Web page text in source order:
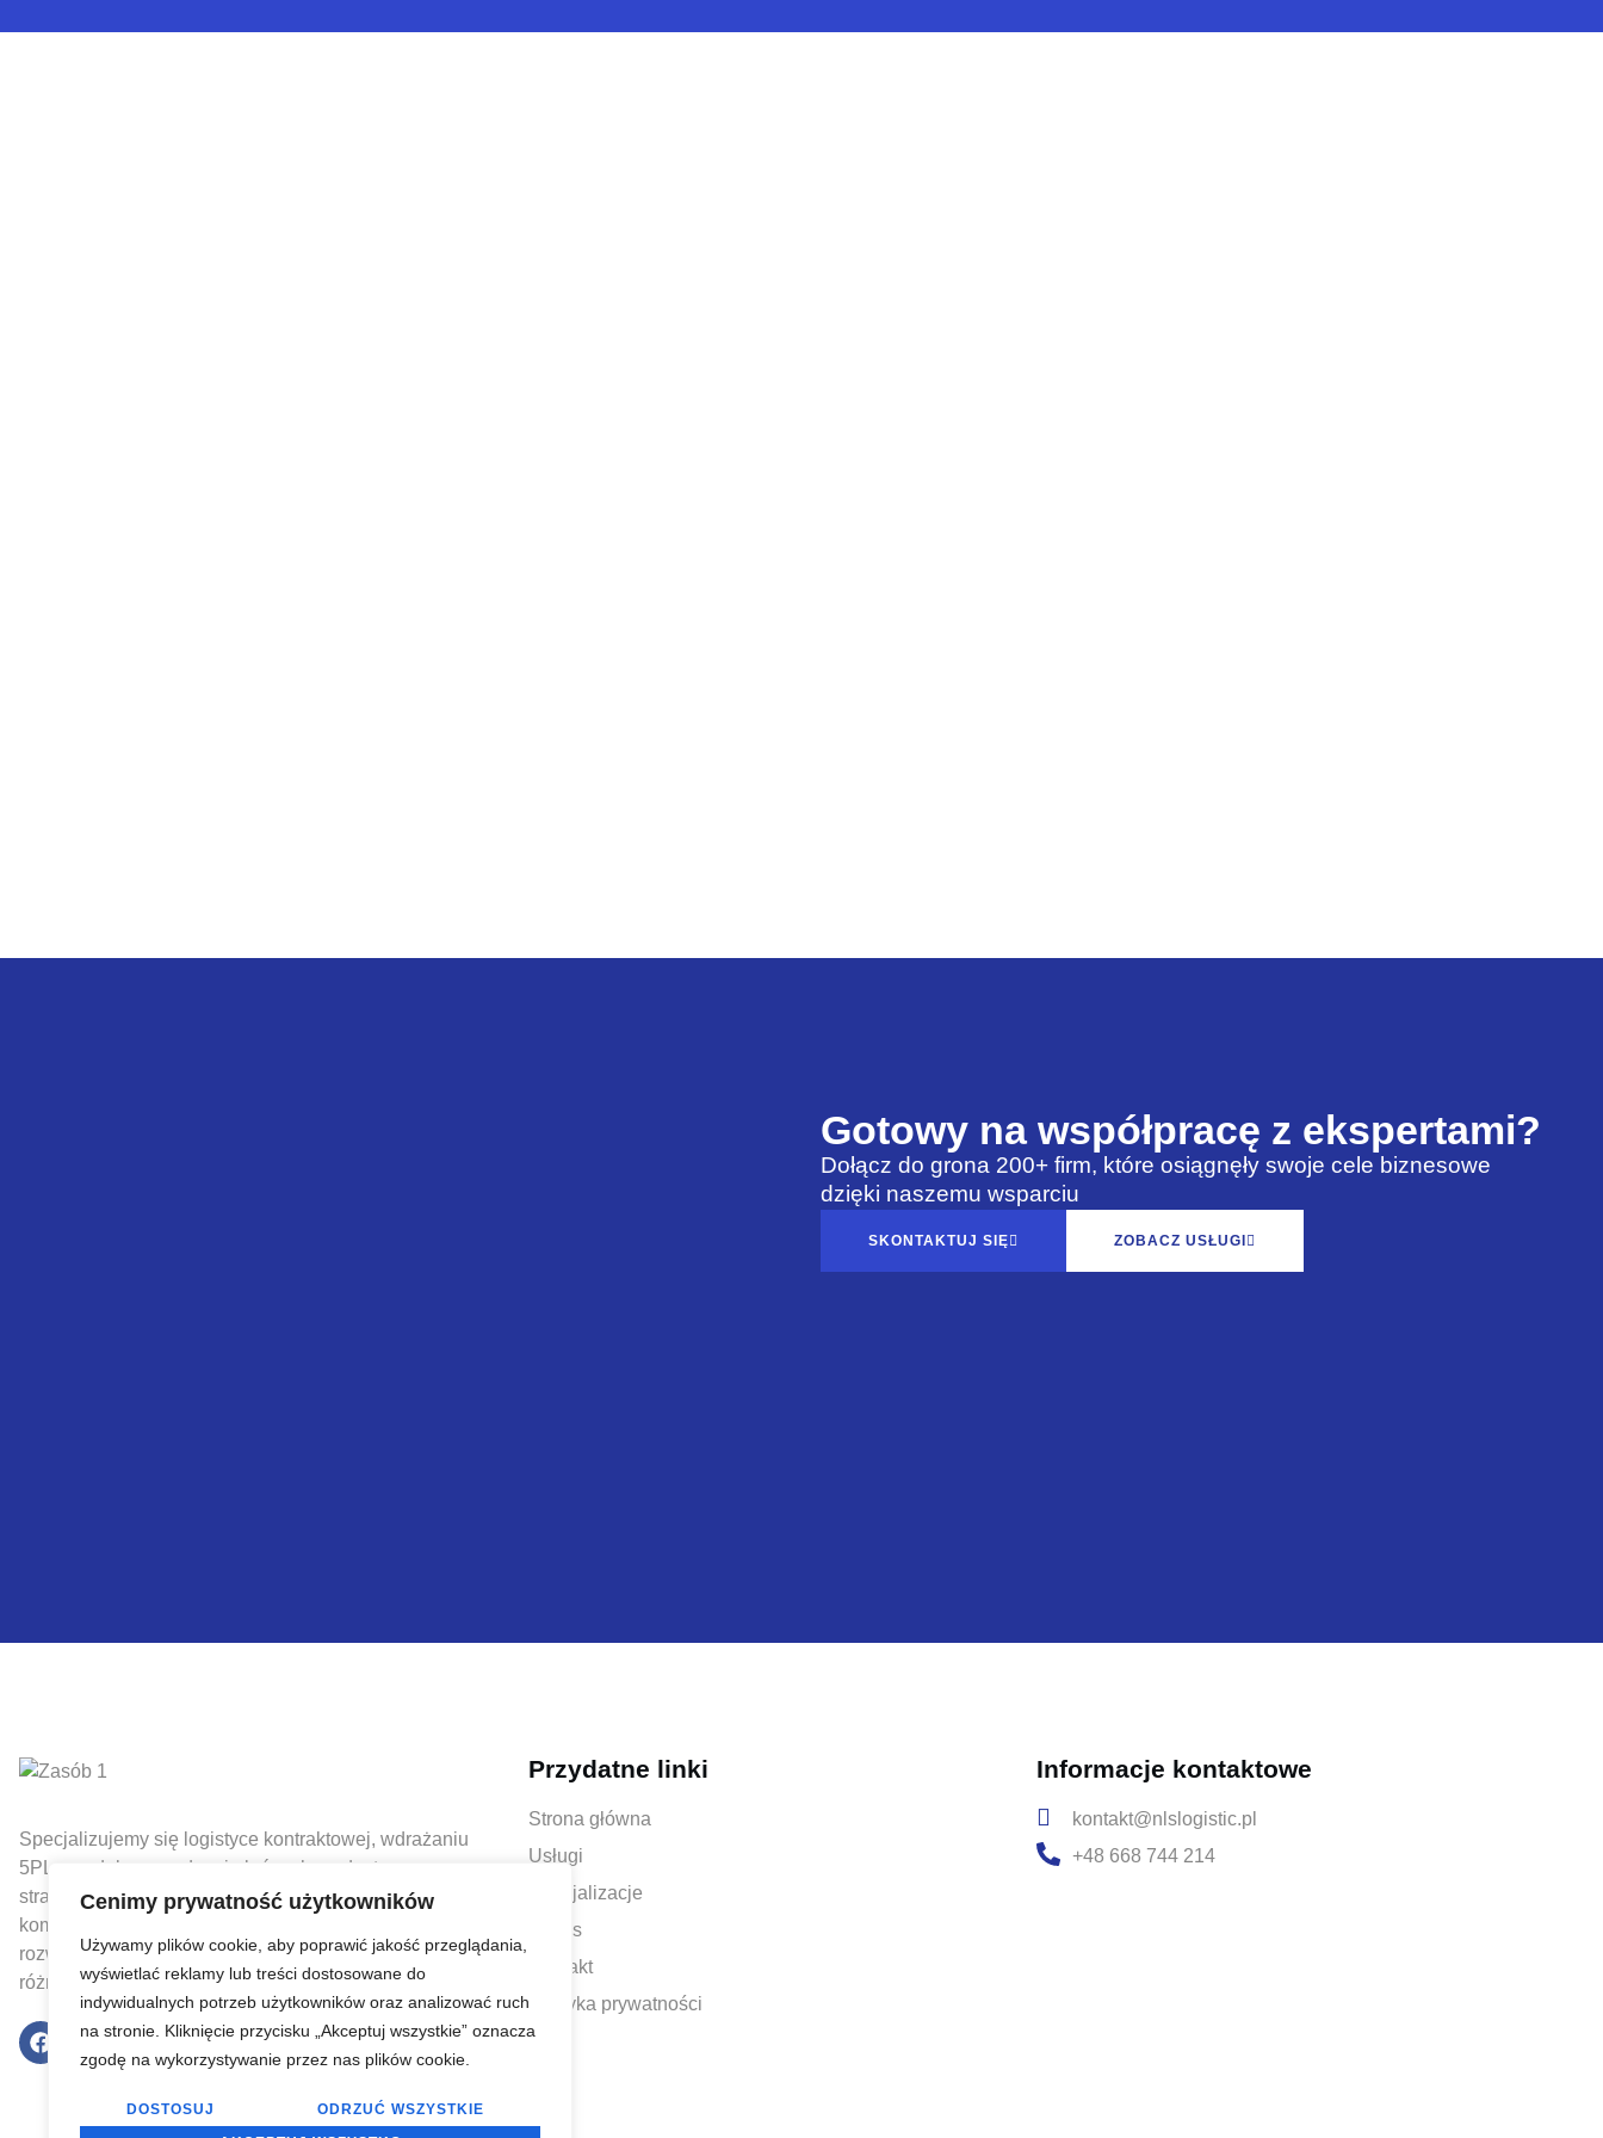
Cenimy prywatność użytkowników
Używamy plików cookie, aby poprawić jakość przeglądania,
wyświetlać reklamy lub treści dostosowane do
indywidualnych potrzeb użytkowników oraz analizować ruch
na stronie. Kliknięcie przycisku „Akceptuj wszystkie” oznacza
zgodę na wykorzystywanie przez nas plików cookie.
DOSTOSUJ
ODRZUĆ WSZYSTKIE
Gotowy na współpracę z ekspertami?
Dołącz do grona 200+ firm, które osiągnęły swoje cele biznesowe
dzięki naszemu wsparciu
SKONTAKTUJ SIĘ ZOBACZ USŁUGI
Specjalizujemy się logistyce kontraktowej, wdrażaniu
5PL - modelu zarządzania łańcuchem dostaw oraz w
strategicznym doradztwie biznesowym, oferując
kompleksowe rozwiązania wspierające zrównoważony
rozwój i optymalizację procesów w przedsiębiorstwach
różnych branż.
Przydatne linki
Strona główna
Usługi
Specjalizacje
O Nas
Kontakt
Polityka prywatności
Informacje kontaktowe
kontakt@nlslogistic.pl
+48 668 744 214